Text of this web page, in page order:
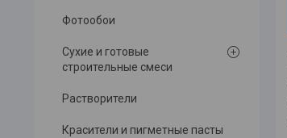
Фотообои
Сухие и готовые
строительные смеси
Растворители
Красители и пигметные пасты